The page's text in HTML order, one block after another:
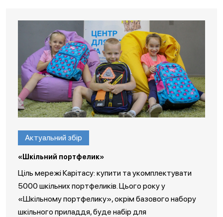
Актуальний збір
«Шкільний портфелик»
Ціль мережі Карітасу: купити та укомплектувати
5000 шкільних портфеликів. Цього року у
«Шкільному портфелику», окрім базового набору
шкільного приладдя, буде набір для